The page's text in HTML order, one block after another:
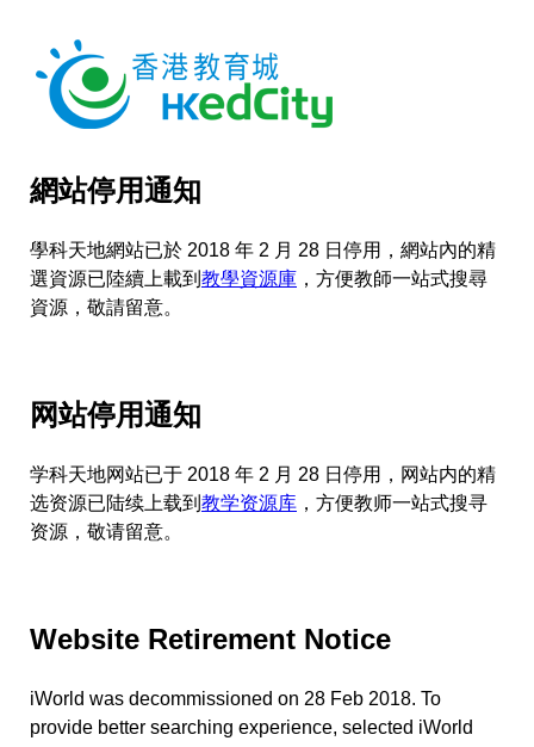
網站停用通知
學科天地網站已於 2018 年 2 月 28 日停用，網站內的精
選資源已陸續上載到 教學資源庫 ，方便教師一站式搜尋
資源，敬請留意。
网站停用通知
学科天地网站已于 2018 年 2 月 28 日停用，网站内的精
选资源已陆续上载到 教学资源库 ，方便教师一站式搜寻
资源，敬请留意。
Website Retirement Notice
iWorld was decommissioned on 28 Feb 2018. To
provide better searching experience, selected iWorld